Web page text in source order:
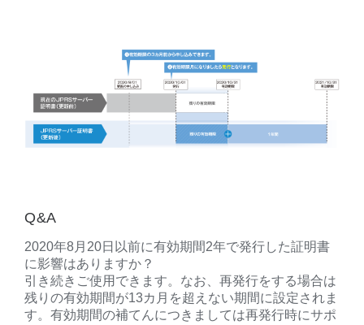
Q&A
2020年8月20日以前に有効期間2年で発行した証明書
に影響はありますか？
引き続きご使用できます。なお、再発行をする場合は
残りの有効期間が13カ月を超えない期間に設定されま
す。有効期間の補てんにつきましては再発行時にサポ